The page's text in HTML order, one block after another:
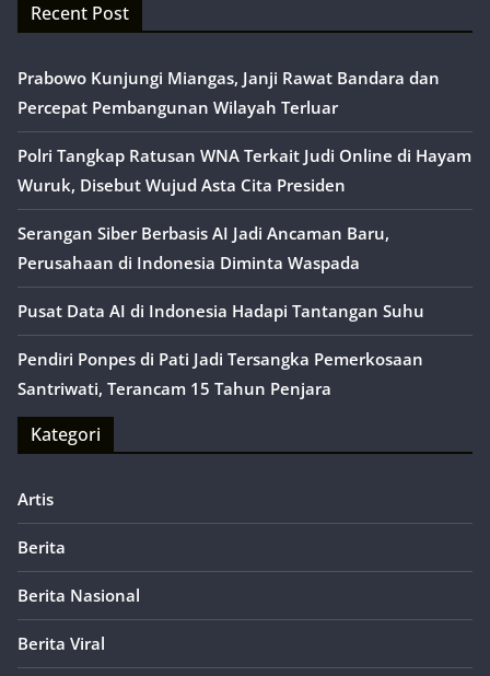
Recent Post
Prabowo Kunjungi Miangas, Janji Rawat Bandara dan
Percepat Pembangunan Wilayah Terluar
Polri Tangkap Ratusan WNA Terkait Judi Online di Hayam
Wuruk, Disebut Wujud Asta Cita Presiden
Serangan Siber Berbasis AI Jadi Ancaman Baru,
Perusahaan di Indonesia Diminta Waspada
Pusat Data AI di Indonesia Hadapi Tantangan Suhu
Pendiri Ponpes di Pati Jadi Tersangka Pemerkosaan
Santriwati, Terancam 15 Tahun Penjara
Kategori
Artis
Berita
Berita Nasional
Berita Viral